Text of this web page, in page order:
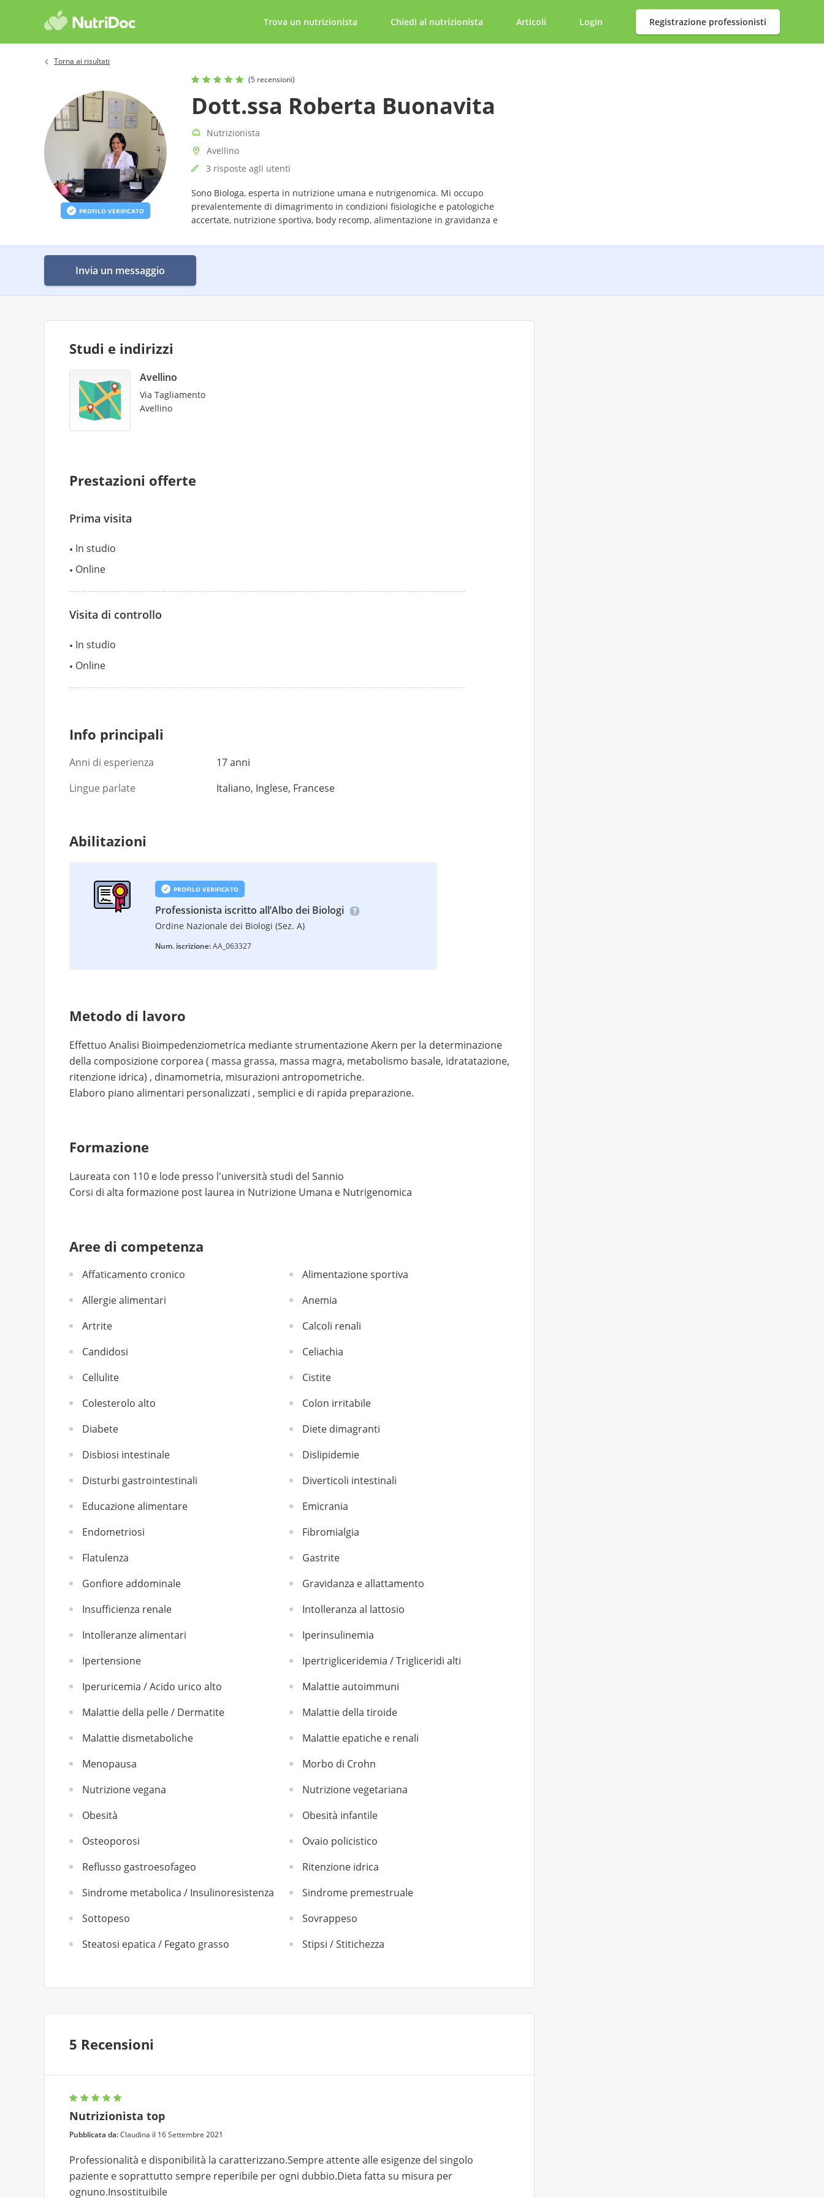
Trova un nutrizionista Chiedi al nutrizionista Articoli Login Registrazione professionisti
Torna ai risultati
PROFILO VERIFICATO
(5 recensioni)
Dott.ssa Roberta Buonavita
Nutrizionista
Avellino
3 risposte agli utenti
Sono Biologa, esperta in nutrizione umana e nutrigenomica. Mi occupo
prevalentemente di dimagrimento in condizioni fisiologiche e patologiche
accertate, nutrizione sportiva, body recomp, alimentazione in gravidanza e
Invia un messaggio
Studi e indirizzi
Avellino
Via Tagliamento
Avellino
Prestazioni offerte
Prima visita
In studio
Online
Visita di controllo
In studio
Online
Info principali
Anni di esperienza
17 anni
Lingue parlate
Italiano, Inglese, Francese
Abilitazioni
PROFILO VERIFICATO
Professionista iscritto all’Albo dei Biologi
Ordine Nazionale dei Biologi (Sez. A)
Num. iscrizione:AA_063327
Metodo di lavoro
Effettuo Analisi Bioimpedenziometrica mediante strumentazione Akern per la determinazione
della composizione corporea ( massa grassa, massa magra, metabolismo basale, idratatazione,
ritenzione idrica) , dinamometria, misurazioni antropometriche.
Elaboro piano alimentari personalizzati , semplici e di rapida preparazione.
Formazione
Laureata con 110 e lode presso l'università studi del Sannio
Corsi di alta formazione post laurea in Nutrizione Umana e Nutrigenomica
Aree di competenza
Affaticamento cronico
Alimentazione sportiva
Allergie alimentari
Anemia
Artrite
Calcoli renali
Candidosi
Celiachia
Cellulite
Cistite
Colesterolo alto
Colon irritabile
Diabete
Diete dimagranti
Disbiosi intestinale
Dislipidemie
Disturbi gastrointestinali
Diverticoli intestinali
Educazione alimentare
Emicrania
Endometriosi
Fibromialgia
Flatulenza
Gastrite
Gonfiore addominale
Gravidanza e allattamento
Insufficienza renale
Intolleranza al lattosio
Intolleranze alimentari
Iperinsulinemia
Ipertensione
Ipertrigliceridemia / Trigliceridi alti
Iperuricemia / Acido urico alto
Malattie autoimmuni
Malattie della pelle / Dermatite
Malattie della tiroide
Malattie dismetaboliche
Malattie epatiche e renali
Menopausa
Morbo di Crohn
Nutrizione vegana
Nutrizione vegetariana
Obesità
Obesità infantile
Osteoporosi
Ovaio policistico
Reflusso gastroesofageo
Ritenzione idrica
Sindrome metabolica / Insulinoresistenza
Sindrome premestruale
Sottopeso
Sovrappeso
Steatosi epatica / Fegato grasso
Stipsi / Stitichezza
5 Recensioni
Nutrizionista top
Pubblicata da:Claudina il 16 Settembre 2021
Professionalità e disponibilità la caratterizzano.Sempre attente alle esigenze del singolo
paziente e soprattutto sempre reperibile per ogni dubbio.Dieta fatta su misura per
ognuno.Insostituibile